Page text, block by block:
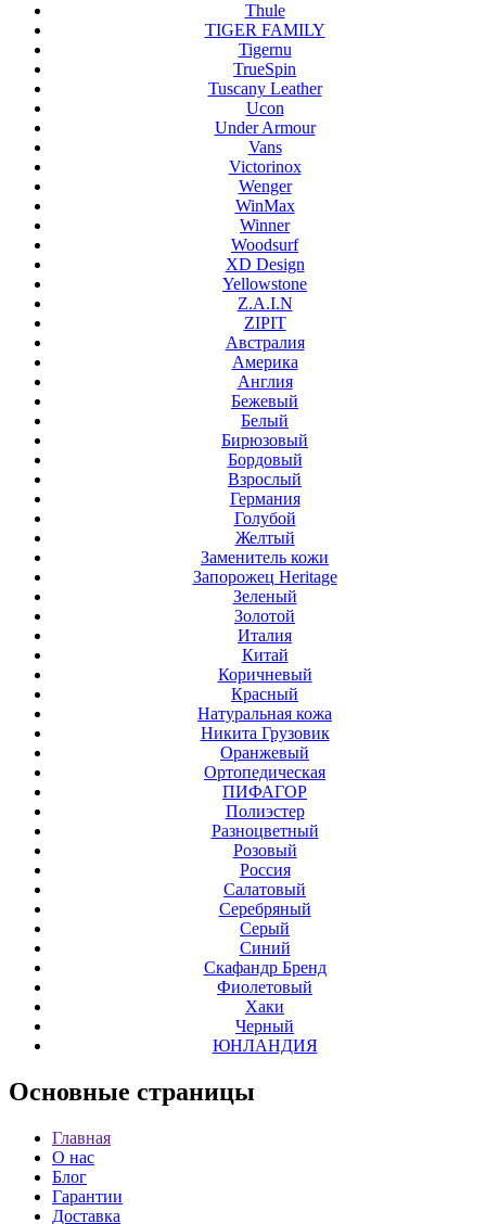
Thule
TIGER FAMILY
Tigernu
TrueSpin
Tuscany Leather
Ucon
Under Armour
Vans
Victorinox
Wenger
WinMax
Winner
Woodsurf
XD Design
Yellowstone
Z.A.I.N
ZIPIT
Австралия
Америка
Англия
Бежевый
Белый
Бирюзовый
Бордовый
Взрослый
Германия
Голубой
Желтый
Заменитель кожи
Запорожец Heritage
Зеленый
Золотой
Италия
Китай
Коричневый
Красный
Натуральная кожа
Никита Грузовик
Оранжевый
Ортопедическая
ПИФАГОР
Полиэстер
Разноцветный
Розовый
Россия
Салатовый
Серебряный
Серый
Синий
Скафандр Бренд
Фиолетовый
Хаки
Черный
ЮНЛАНДИЯ
Основные страницы
Главная
О нас
Блог
Гарантии
Доставка